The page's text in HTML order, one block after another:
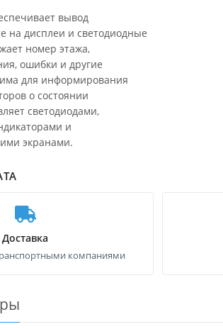
Доставка
компаниями
вывод
на дисплеи и светодиодные
номер этажа,
ошибки и другие
для информирования
о состоянии
светодиодами,
и
экранами.